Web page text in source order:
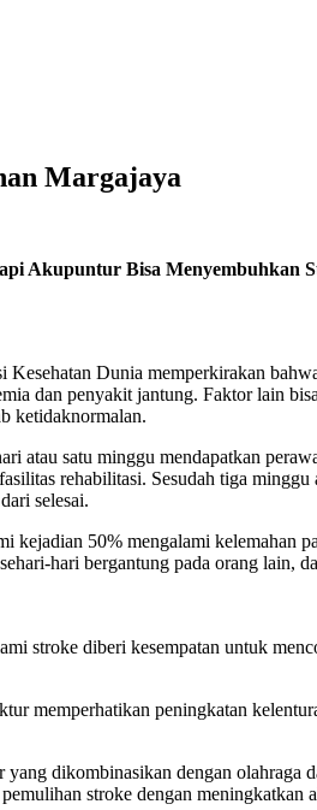
Margajaya
Akupuntur Bisa Menyembuhkan
Kesehatan Dunia memperkirakan
dan penyakit jantung. Faktor lain
ketidaknormalan.
atau satu minggu mendapatkan
rehabilitasi. Sesudah tiga
selesai.
kejadian 50% mengalami
hari bergantung pada orang lain,
stroke diberi kesempatan untuk
memperhatikan peningkatan
dikombinasikan dengan olahraga
stroke dengan meningkatkan